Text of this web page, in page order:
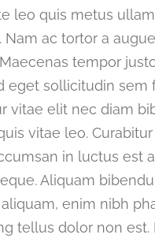
leo quis metus
Nam ac tortor a
tempor
eget sollicitudin sem
vitae elit nec diam
vitae leo.
in luctus est
Aliquam
enim nibh
tellus dolor non est.